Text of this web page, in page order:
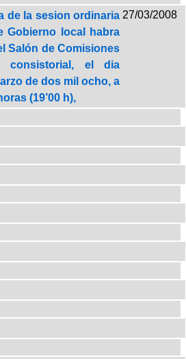
de la sesion ordinaria
Gobierno local habra
Salón de Comisiones
consistorial, el dia
de dos mil ocho, a
(19’00 h),
27/03/2008